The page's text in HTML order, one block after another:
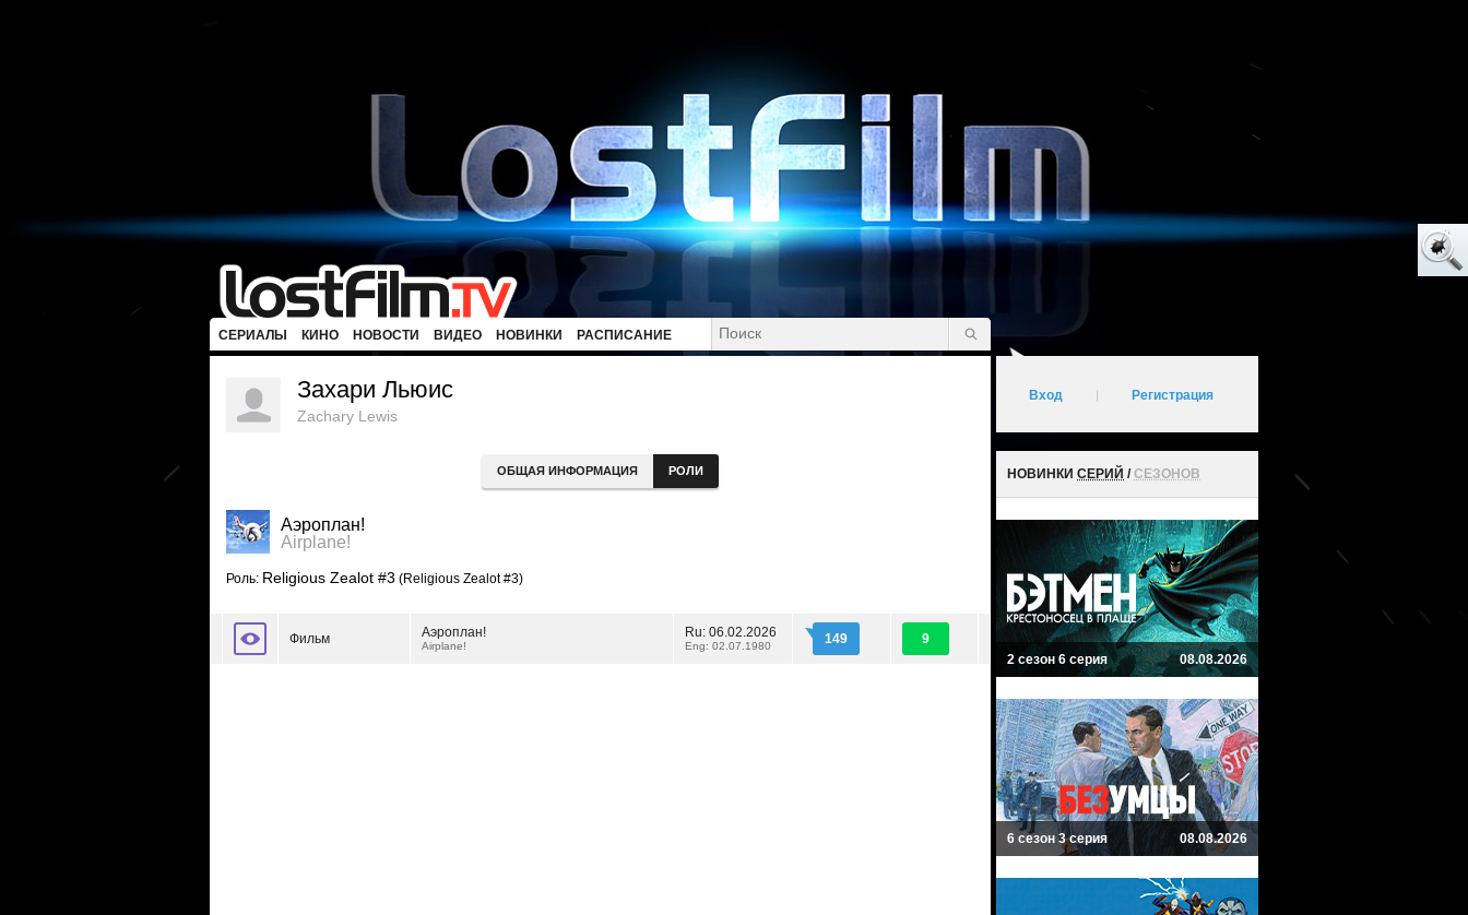
СЕРИАЛЫ КИНО НОВОСТИ ВИДЕО НОВИНКИ РАСПИСАНИЕ
Захари Льюис
Zachary Lewis
ОБЩАЯ ИНФОРМАЦИЯ РОЛИ
Аэроплан!
Airplane!
Роль: Religious Zealot #3 (Religious Zealot #3)
Фильм Аэроплан!
Airplane!
Ru: 06.02.2026
Eng: 02.07.1980 149 9
Вход Регистрация
НОВИНКИ СЕРИЙ /СЕЗОНОВ
2 сезон 6 серия 08.08.2026
6 сезон 3 серия 08.08.2026